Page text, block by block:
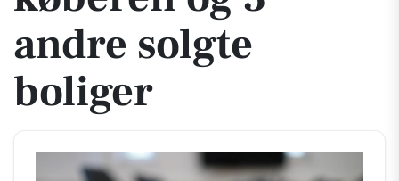
andre solgte
boliger